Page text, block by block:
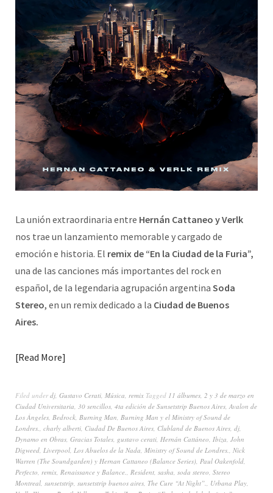
La unión extraordinaria entre Hernán Cattaneo y Verlk
nos trae un lanzamiento memorable y cargado de
emoción e historia. El remix de “En la Ciudad de la Furia”,
una de las canciones más importantes del rock en
español, de la legendaria agrupación argentina Soda
Stereo, en un remix dedicado a la Ciudad de Buenos
Aires.
Read More
Filed underdj, Gustavo Cerati, Música, remix Tagged 11 álbumes, 2 y 3 de marzo en
Ciudad Universitaria, 30 sencillos, 4ta edición de Sunsetstrip Buenos Aires, Avalon de
Los Ángeles, Bedrock, Burning Man, Burning Man y el Ministry of Sound de
Londres., charly alberti, Ciudad De Buenos Aires, Clubland de Buenos Aires, dj,
Dynamo en Obras, Gracias Totales, gustavo cerati, Hernán Cattáneo, Ibiza, John
Digweed, Liverpool, Los Abuelos de la Nada, Ministry of Sound de Londres., Nick
Warren (The Soundgarden) y Hernan Cattaneo (Balance Series), Paul Oakenfold,
Perfecto, remix, Renaissance y Balance., Resident, sasha, soda stereo, Stereo
Montreal, sunsetstrip, sunsetstrip buenos aires, The Cure “At Night”., Urbana Play,